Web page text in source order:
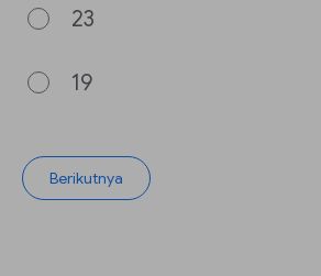
23
19
Berikutnya